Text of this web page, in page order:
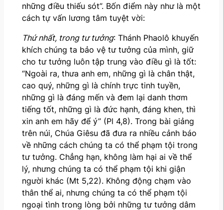
những điều thiếu sót”. Bốn điểm này như là một
cách tự vấn lương tâm tuyệt vời:
Thứ nhất, trong tư tưởng: Thánh Phaolô khuyến
khích chúng ta bảo vệ tư tưởng của mình, giữ
cho tư tưởng luôn tập trung vào điều gì là tốt:
“Ngoài ra, thưa anh em, những gì là chân thật,
cao quý, những gì là chính trực tinh tuyền,
những gì là đáng mến và đem lại danh thơm
tiếng tốt, những gì là đức hạnh, đáng khen, thì
xin anh em hãy để ý” (Pl 4,8). Trong bài giảng
trên núi, Chúa Giêsu đã đưa ra nhiều cảnh báo
về những cách chúng ta có thể phạm tội trong
tư tưởng. Chẳng hạn, không làm hại ai về thể
lý, nhưng chúng ta có thể phạm tội khi giận
người khác (Mt 5,22). Không động chạm vào
thân thể ai, nhưng chúng ta có thể phạm tội
ngoại tình trong lòng bởi những tư tưởng dâm